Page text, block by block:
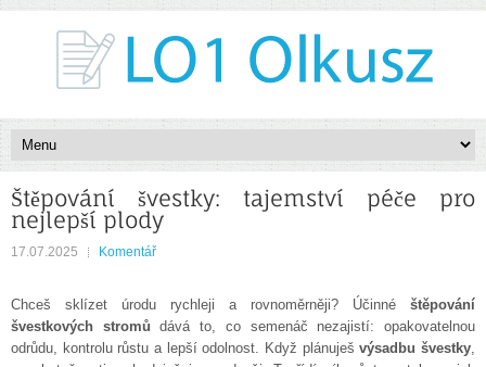
Štěpování švestky: tajemství péče pro
nejlepší plody
17.07.2025 Komentář
Chceš sklízet úrodu rychleji a rovnoměrněji? Účinné štěpování
švestkových stromů dává to, co semenáč nezajistí: opakovatelnou
odrůdu, kontrolu růstu a lepší odolnost. Když plánuješvýsadbu švestky,